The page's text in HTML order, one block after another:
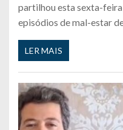
partilhou esta sexta-feira
episódios de mal-estar
LER MAIS